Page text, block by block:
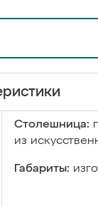
Столешница:
из
Габариты: